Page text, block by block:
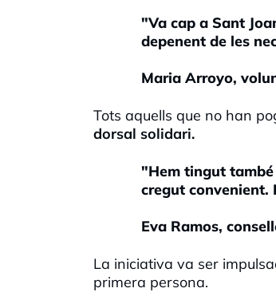
"Va cap a Sant
depenent de les
Maria Arroyo,
Tots aquells que no han
dorsal solidari.
"Hem tingut
cregut convenient.
Eva Ramos,
La iniciativa va ser
primera persona.